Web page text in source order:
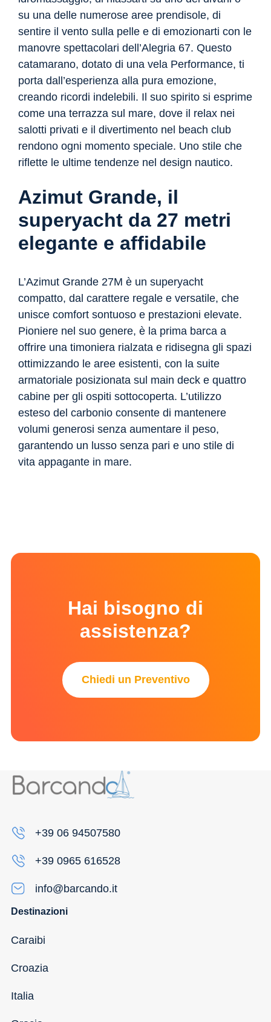
su una delle numerose aree prendisole, di
sentire il vento sulla pelle e di emozionarti con le
manovre spettacolari dell’Alegria 67. Questo
catamarano, dotato di una vela Performance, ti
porta dall’esperienza alla pura emozione,
creando ricordi indelebili. Il suo spirito si esprime
come una terrazza sul mare, dove il relax nei
salotti privati e il divertimento nel beach club
rendono ogni momento speciale. Uno stile che
riflette le ultime tendenze nel design nautico.
Azimut Grande, il
superyacht da 27 metri
elegante e affidabile
L’Azimut Grande 27M è un superyacht
compatto, dal carattere regale e versatile, che
unisce comfort sontuoso e prestazioni elevate.
Pioniere nel suo genere, è la prima barca a
offrire una timoniera rialzata e ridisegna gli spazi
ottimizzando le aree esistenti, con la suite
armatoriale posizionata sul main deck e quattro
cabine per gli ospiti sottocoperta. L’utilizzo
esteso del carbonio consente di mantenere
volumi generosi senza aumentare il peso,
garantendo un lusso senza pari e uno stile di
vita appagante in mare.
Hai bisogno di
assistenza?
Chiedi un Preventivo
+39 06 94507580
+39 0965 616528
info@barcando.it
Destinazioni
Caraibi
Croazia
Italia